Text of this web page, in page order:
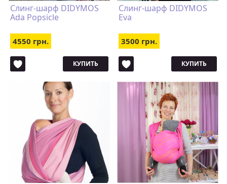
Слинг-шарф DIDYMOS
Ada Popsicle
4550 грн.
КУПИТЬ
Слинг-шарф DIDYMOS
Eva
3500 грн.
КУПИТЬ